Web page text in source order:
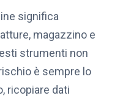
significa
magazzino e
strumenti non
è sempre lo
ricopiare dati